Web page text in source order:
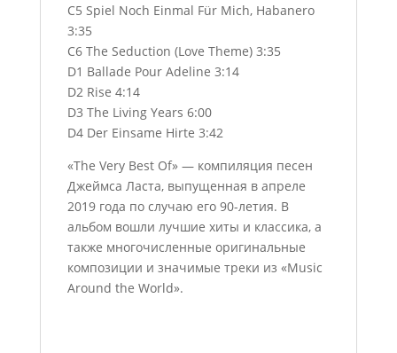
C5 Spiel Noch Einmal Für Mich, Habanero
3:35
C6 The Seduction (Love Theme) 3:35
D1 Ballade Pour Adeline 3:14
D2 Rise 4:14
D3 The Living Years 6:00
D4 Der Einsame Hirte 3:42
«The Very Best Of» — компиляция песен
Джеймса Ласта, выпущенная в апреле
2019 года по случаю его 90-летия. В
альбом вошли лучшие хиты и классика, а
также многочисленные оригинальные
композиции и значимые треки из «Music
Around the World».